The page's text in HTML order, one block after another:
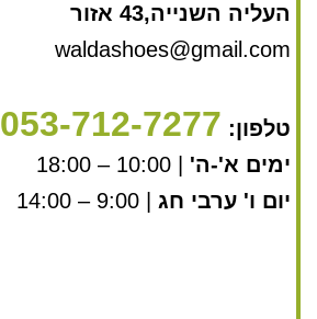
העליה השנייה,43 אזור
waldashoes@gmail.com
טלפון: 053-712-7277
ימים א'-ה'
יום ו' ערבי חג